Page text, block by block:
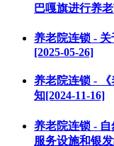
巴嘎旗进行养
养老院连锁 -
[2025-05-26]
养老院连锁 -
知[2024-11-16]
养老院连锁 -
服务设施和银